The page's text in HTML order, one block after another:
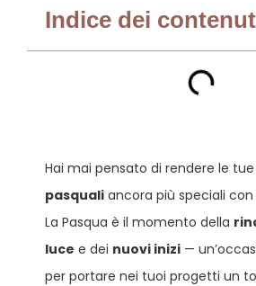
Indice dei
Hai mai pensato di rendere le tue
pasquali ancora più speciali
La Pasqua è il momento della
luce e dei nuovi inizi —
per portare nei tuoi progetti un